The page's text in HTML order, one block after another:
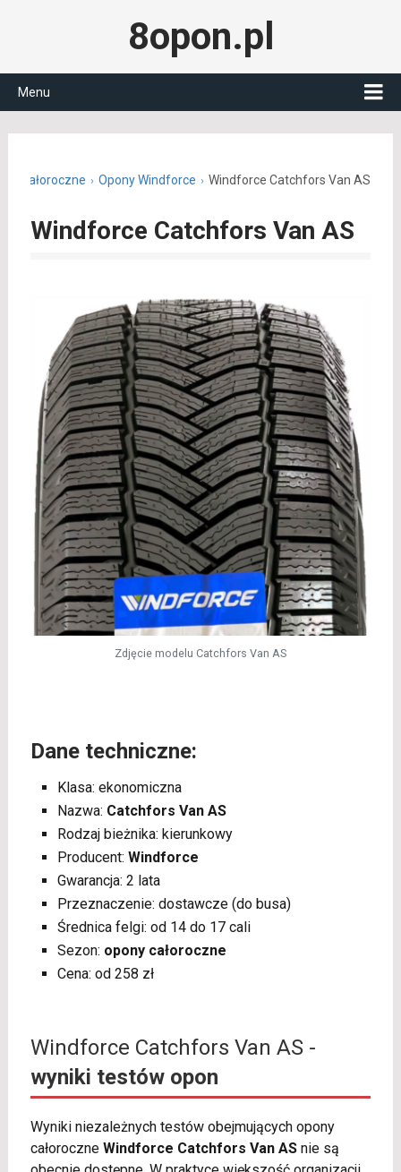
8opon.pl
Menu
całoroczne Opony Windforce Windforce Catchfors Van AS
Windforce Catchfors Van AS
Zdjęcie modelu Catchfors Van AS
Dane techniczne:
Klasa: ekonomiczna
Nazwa: Catchfors Van AS
Rodzaj bieżnika: kierunkowy
Producent: Windforce
Gwarancja: 2 lata
Przeznaczenie: dostawcze (do busa)
Średnica felgi: od 14 do 17 cali
Sezon: opony całoroczne
Cena: od 258 zł
Windforce Catchfors Van AS -
wyniki testów opon
Wyniki niezależnych testów obejmujących opony
całoroczne Windforce Catchfors Van ASnie są